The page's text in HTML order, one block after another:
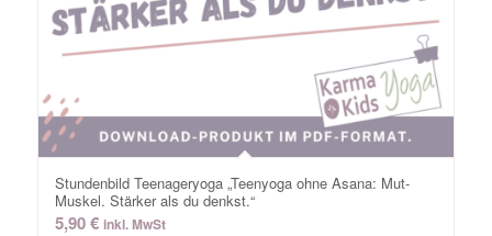
Stundenbild Teenageryoga „Teenyoga ohne Asana: Mut-
Muskel. Stärker als du denkst.“
5,90€ inkl. MwSt